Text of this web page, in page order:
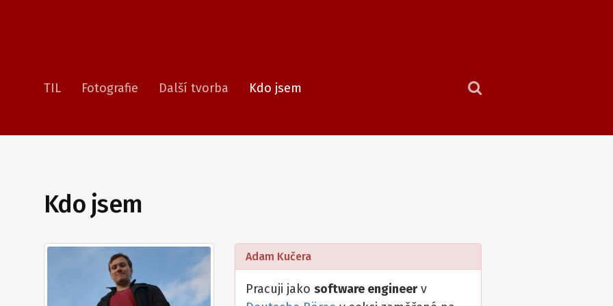
TIL Fotografie Další tvorba Kdo jsem
Kdo jsem
Adam Kučera
Pracuji jakosoftware engineerv